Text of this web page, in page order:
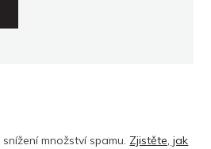
množství spamu. Zjistěte, jak